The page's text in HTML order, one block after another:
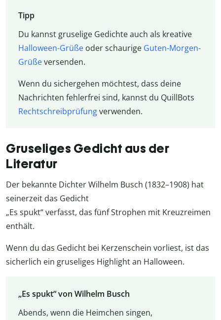
Tipp
Du kannst gruselige Gedichte auch als kreative
Halloween-Grüßeoder schaurige Guten-Morgen-
Grüßeversenden.
Wenn du sichergehen möchtest, dass deine
Nachrichten fehlerfrei sind, kannst du QuillBots
Rechtschreibprüfungverwenden.
Gruseliges Gedicht aus der
Literatur
Der bekannte Dichter Wilhelm Busch (1832–1908) hat
seinerzeit das Gedicht
„Es spukt“ verfasst, das fünf Strophen mit Kreuzreimen
enthält.
Wenn du das Gedicht bei Kerzenschein vorliest, ist das
sicherlich ein gruseliges Highlight an Halloween.
„Es spukt“ von Wilhelm Busch
Abends, wenn die Heimchen singen,